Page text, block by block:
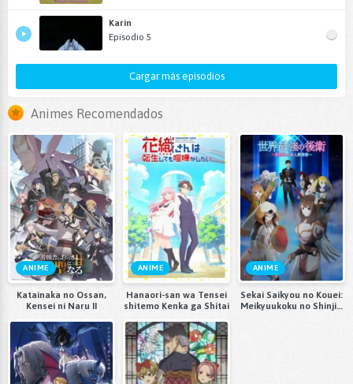
Karin
Episodio 5
Cargar más episodios
Animes Recomendados
ANIME
Katainaka no Ossan,
Kensei ni Naru II
ANIME
Hanaori-san wa Tensei
shitemo Kenka ga Shitai
ANIME
Sekai Saikyou no Kouei:
Meikyuukoku no Shinjin